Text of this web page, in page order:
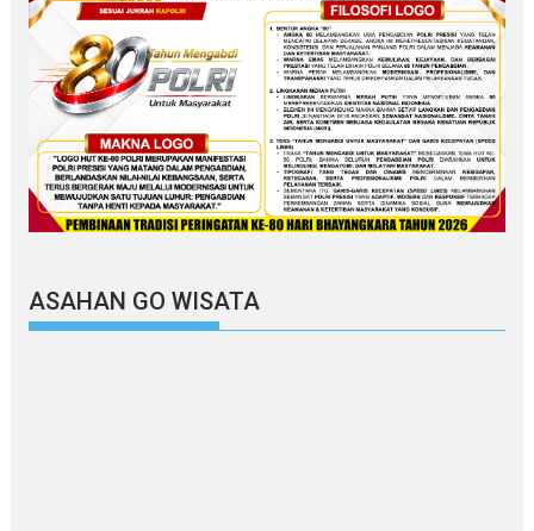
ASAHAN GO WISATA